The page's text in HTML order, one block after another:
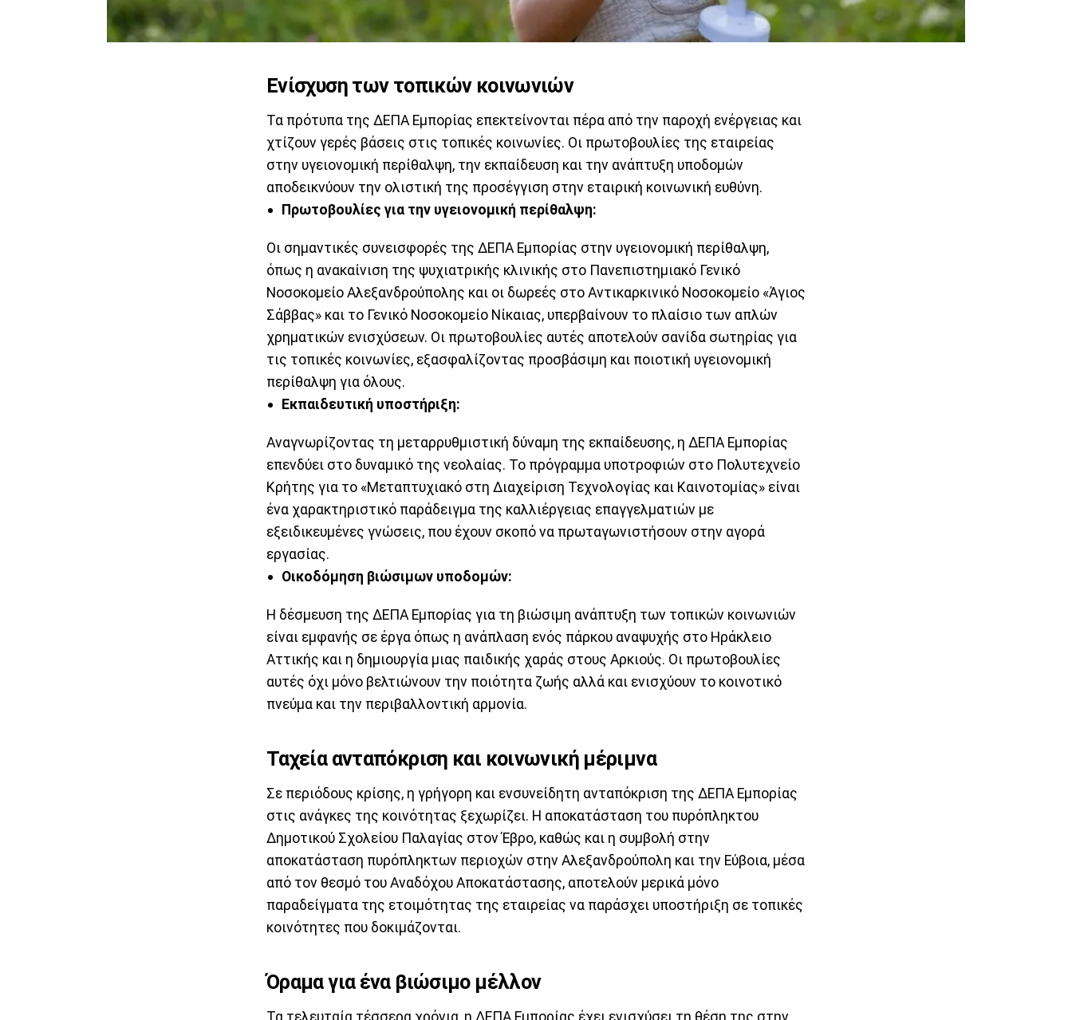
Ενίσχυση των τοπικών κοινωνιών
Τα πρότυπα της ∆ΕΠΑ Εμπορίας επεκτείνονται πέρα από την παροχή ενέργειας και
χτίζουν γερές βάσεις στις τοπικές κοινωνίες. Οι πρωτοβουλίες της εταιρείας
στην υγειονομική περίθαλψη, την εκπαίδευση και την ανάπτυξη υποδομών
αποδεικνύουν την ολιστική της προσέγγιση στην εταιρική κοινωνική ευθύνη.
Πρωτοβουλίες για την υγειονομική περίθαλψη:
Οι σημαντικές συνεισφορές της ΔΕΠΑ Εμπορίας στην υγειονομική περίθαλψη,
όπως η ανακαίνιση της ψυχιατρικής κλινικής στο Πανεπιστημιακό Γενικό
Νοσοκομείο Αλεξανδρούπολης και οι δωρεές στο Αντικαρκινικό Νοσοκομείο «Άγιος
Σάββας» και το Γενικό Νοσοκομείο Νίκαιας, υπερβαίνουν το πλαίσιο των απλών
χρηματικών ενισχύσεων. Οι πρωτοβουλίες αυτές αποτελούν σανίδα σωτηρίας για
τις τοπικές κοινωνίες, εξασφαλίζοντας προσβάσιμη και ποιοτική υγειονομική
περίθαλψη για όλους.
Εκπαιδευτική υποστήριξη:
Αναγνωρίζοντας τη μεταρρυθμιστική δύναμη της εκπαίδευσης, η ΔΕΠΑ Εμπορίας
επενδύει στο δυναμικό της νεολαίας. Το πρόγραμμα υποτροφιών στο Πολυτεχνείο
Κρήτης για το «Μεταπτυχιακό στη Διαχείριση Τεχνολογίας και Καινοτομίας» είναι
ένα χαρακτηριστικό παράδειγμα της καλλιέργειας επαγγελματιών με
εξειδικευμένες γνώσεις, που έχουν σκοπό να πρωταγωνιστήσουν στην αγορά
εργασίας.
Οικοδόμηση βιώσιμων υποδομών:
Η δέσμευση της ΔΕΠΑ Εμπορίας για τη βιώσιμη ανάπτυξη των τοπικών κοινωνιών
είναι εμφανής σε έργα όπως η ανάπλαση ενός πάρκου αναψυχής στο Ηράκλειο
Αττικής και η δημιουργία μιας παιδικής χαράς στους Αρκιούς. Οι πρωτοβουλίες
αυτές όχι μόνο βελτιώνουν την ποιότητα ζωής αλλά και ενισχύουν το κοινοτικό
πνεύμα και την περιβαλλοντική αρμονία.
Ταχεία ανταπόκριση και κοινωνική μέριμνα
Σε περιόδους κρίσης, η γρήγορη και ενσυνείδητη ανταπόκριση της ΔΕΠΑ Εμπορίας
στις ανάγκες της κοινότητας ξεχωρίζει. Η αποκατάσταση του πυρόπληκτου
Δημοτικού Σχολείου Παλαγίας στον Έβρο, καθώς και η συμβολή στην
αποκατάσταση πυρόπληκτων περιοχών στην Αλεξανδρούπολη και την Εύβοια, μέσα
από τον θεσμό του Αναδόχου Αποκατάστασης, αποτελούν μερικά μόνο
παραδείγματα της ετοιμότητας της εταιρείας να παράσχει υποστήριξη σε τοπικές
κοινότητες που δοκιμάζονται.
Όραμα για ένα βιώσιμο μέλλον